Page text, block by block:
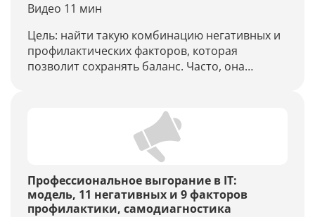
Видео 11 мин
Цель: найти такую комбинацию негативных и
профилактических факторов, которая
позволит сохранять баланс. Часто, она
Профессиональное выгорание в IT:
модель, 11 негативных и 9 факторов
профилактики, самодиагностика